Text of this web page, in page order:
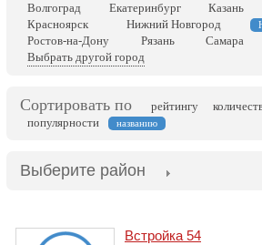
Волгоград
Екатеринбург Казань
Красноярск
Нижний Новгород
Ростов-на-Дону
Рязань Самара
Выбрать другой город
Сортировать по рейтингу
популярности
названию
Выберите район
Встройка 54